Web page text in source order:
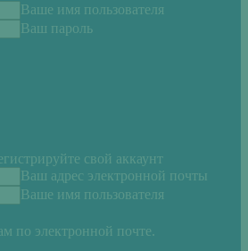
Ваше имя пользователя
Ваш пароль
свой аккаунт
Ваш адрес электронной почты
Ваше имя пользователя
по электронной почте.